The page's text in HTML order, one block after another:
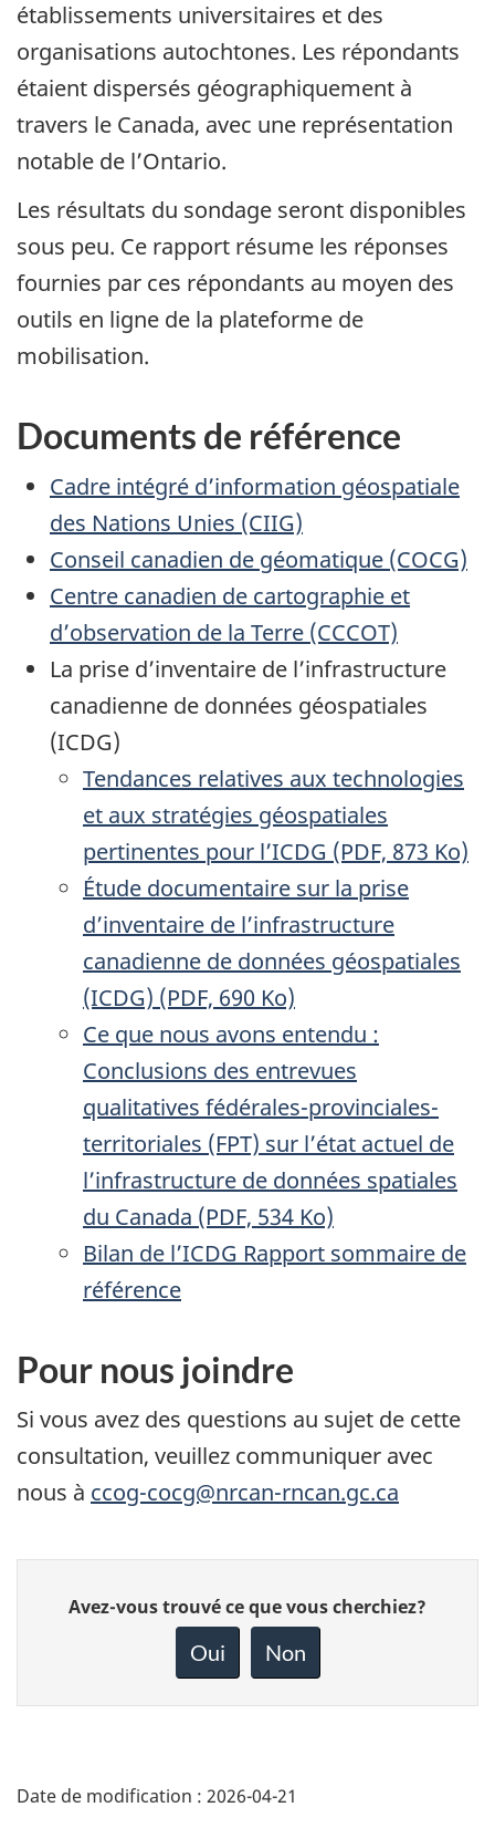
établissements universitaires et des
organisations autochtones. Les répondants
étaient dispersés géographiquement à
travers le Canada, avec une représentation
notable de l’Ontario.
Les résultats du sondage seront disponibles
sous peu. Ce rapport résume les réponses
fournies par ces répondants au moyen des
outils en ligne de la plateforme de
mobilisation.
Documents de référence
Cadre intégré d’information géospatiale
des Nations Unies (CIIG)
Conseil canadien de géomatique (COCG)
Centre canadien de cartographie et
d’observation de la Terre (CCCOT)
La prise d’inventaire de l’infrastructure
canadienne de données géospatiales
(ICDG)
Tendances relatives aux technologies
et aux stratégies géospatiales
pertinentes pour l’ICDG (PDF, 873 Ko)
Étude documentaire sur la prise
d’inventaire de l’infrastructure
canadienne de données géospatiales
(ICDG) (PDF, 690 Ko)
Ce que nous avons entendu :
Conclusions des entrevues
qualitatives fédérales-provinciales-
territoriales (FPT) sur l’état actuel de
l’infrastructure de données spatiales
du Canada (PDF, 534 Ko)
Bilan de l’ICDG Rapport sommaire de
référence
Pour nous joindre
Si vous avez des questions au sujet de cette
consultation, veuillez communiquer avec
nous à ccog-cocg@nrcan-rncan.gc.ca
Donnez
votre
page
Avez-vous trouvé ce que vous cherchiez?
Oui Non
Date de modification : 2026-04-21